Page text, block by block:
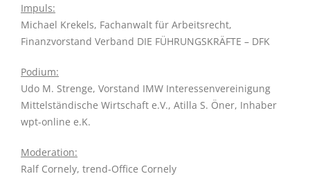
Impuls:
Michael Krekels, Fachanwalt für Arbeitsrecht,
Finanzvorstand Verband DIE FÜHRUNGSKRÄFTE – DFK
Podium:
Udo M. Strenge, Vorstand IMW Interessenvereinigung
Mittelständische Wirtschaft e.V., Atilla S. Öner, Inhaber
wpt-online e.K.
Moderation:
Ralf Cornely, trend-Office Cornely